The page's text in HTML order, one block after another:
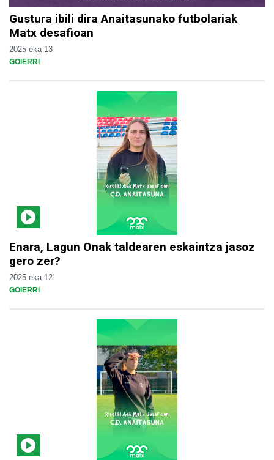
Gustura ibili dira Anaitasunako futbolariak
Matx desafioan
2025 eka 13
GOIERRI
Enara, Lagun Onak taldearen eskaintza jasoz
gero zer?
2025 eka 12
GOIERRI